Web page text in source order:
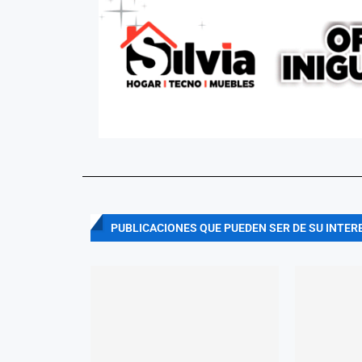
PUBLICACIONES QUE PUEDEN SER DE SU